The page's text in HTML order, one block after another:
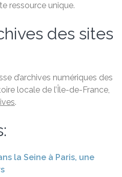
ressource unique.
des sites
d’archives numériques des
locale de l’Île-de-France,
.
la Seine à Paris, une